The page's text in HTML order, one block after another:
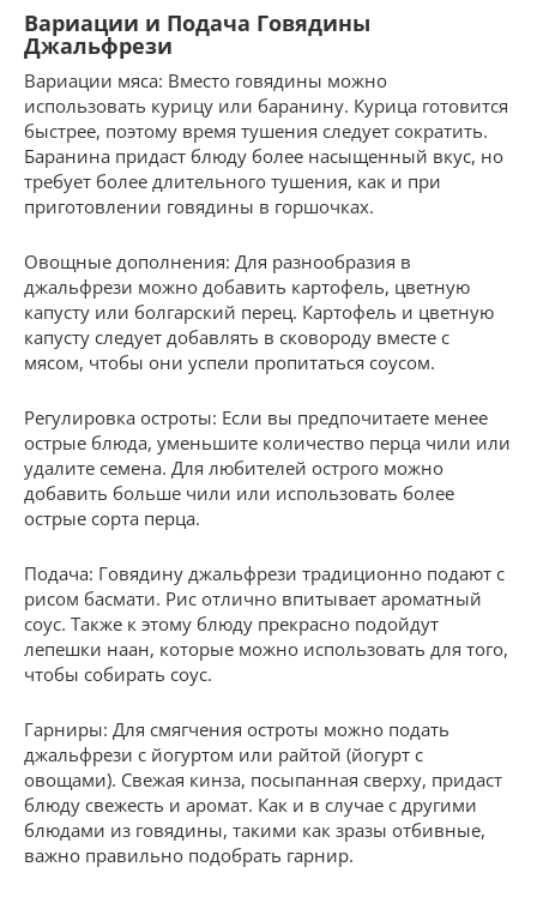
Вариации и Подача Говядины
Джальфрези
Вариации мяса: Вместо говядины можно
использовать курицу или баранину. Курица готовится
быстрее, поэтому время тушения следует сократить.
Баранина придаст блюду более насыщенный вкус, но
требует более длительного тушения, как и при
приготовлении говядины в горшочках.
Овощные дополнения: Для разнообразия в
джальфрези можно добавить картофель, цветную
капусту или болгарский перец. Картофель и цветную
капусту следует добавлять в сковороду вместе с
мясом, чтобы они успели пропитаться соусом.
Регулировка остроты: Если вы предпочитаете менее
острые блюда, уменьшите количество перца чили или
удалите семена. Для любителей острого можно
добавить больше чили или использовать более
острые сорта перца.
Подача: Говядину джальфрези традиционно подают с
рисом басмати. Рис отлично впитывает ароматный
соус. Также к этому блюду прекрасно подойдут
лепешки наан, которые можно использовать для того,
чтобы собирать соус.
Гарниры: Для смягчения остроты можно подать
джальфрези с йогуртом или райтой (йогурт с
овощами). Свежая кинза, посыпанная сверху, придаст
блюду свежесть и аромат. Как и в случае с другими
блюдами из говядины, такими как зразы отбивные,
важно правильно подобрать гарнир.